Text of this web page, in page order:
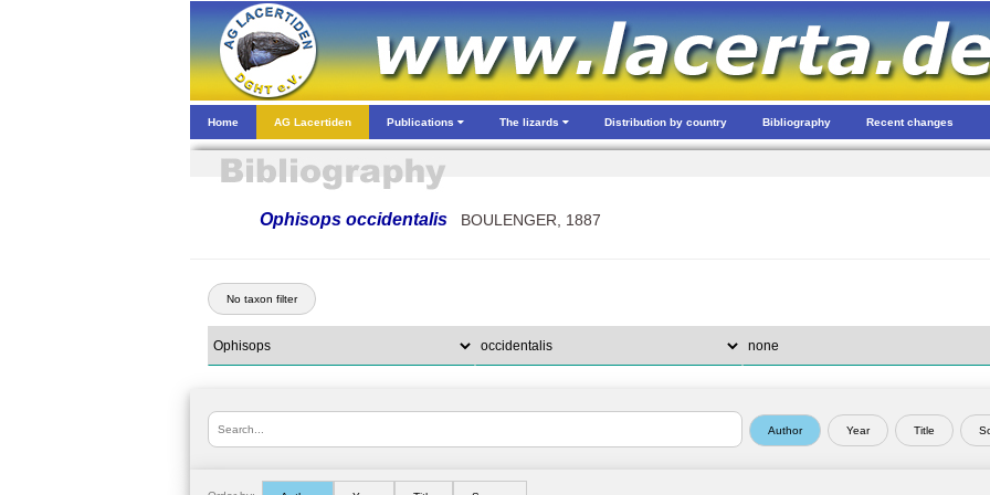
Home AG Lacertiden Publications The lizards Distribution by country Bibliography Recent changes
Ophisops occidentalis BOULENGER, 1887
No taxon filter